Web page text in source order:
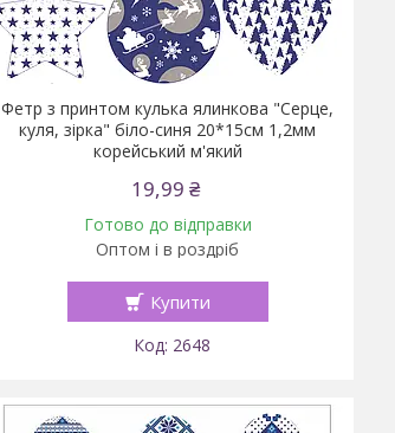
Фетр з принтом кулька ялинкова "Серце,
куля, зірка" біло-синя 20*15см 1,2мм
корейський м'який
19,99 ₴
Готово до відправки
Оптом і в роздріб
Купити
2648